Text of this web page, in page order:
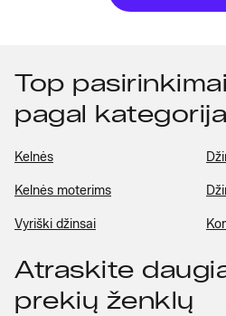
Top
pagal
Kelnės
Kelnės moterims
Vyriški džinsai
Atraskite
prekių ženklų